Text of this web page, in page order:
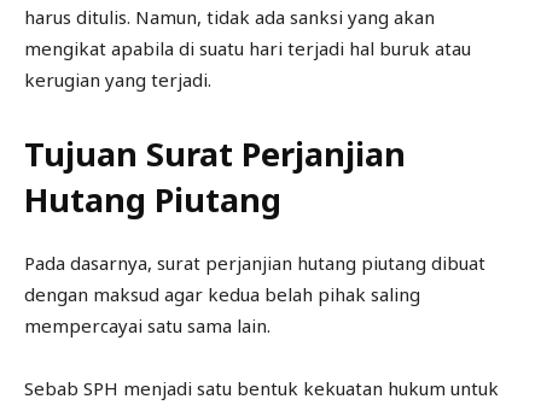
harus ditulis. Namun, tidak ada sanksi yang akan
mengikat apabila di suatu hari terjadi hal buruk atau
kerugian yang terjadi.
Tujuan Surat Perjanjian
Hutang Piutang
Pada dasarnya, surat perjanjian hutang piutang dibuat
dengan maksud agar kedua belah pihak saling
mempercayai satu sama lain.
Sebab SPH menjadi satu bentuk kekuatan hukum untuk